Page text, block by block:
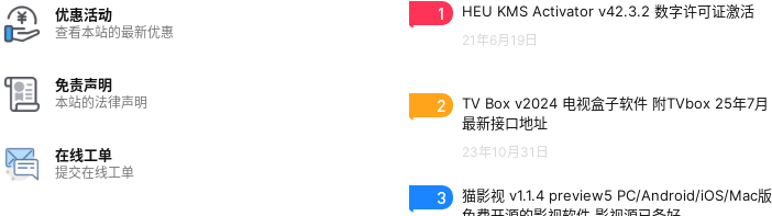
优惠活动
查看本站的最新优惠
免责声明
本站的法律声明
在线工单
提交在线工单
1 HEU KMS Activator v42.3.2 数字许可证激活
21年6月19日
2
TV Box v2024 电视盒子软件 附TVbox 25年7月
最新接口地址
23年10月31日
3
猫影视 v1.1.4 preview5 PC/Android/iOS/Mac版